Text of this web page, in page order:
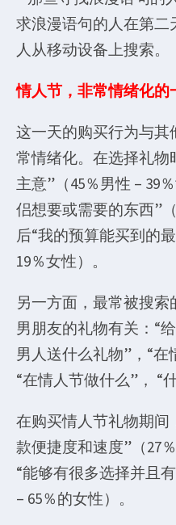
求浪漫语句的人在第二
人从移动设备上搜索。
情人节，非常情绪化的
这一天的购买行为与
常情绪化。在选择礼物
主意”（45％男性 – 39
侣想要或需要的东西”
后“我的预算能买到的
19％女性）。
另一方面，最常被搜
男朋友的礼物有关：“
男人送什么礼物”，“在
“在情人节做什么”， “
在购买情人节礼物期间
款便捷度和速度”（27
“能够有很多选择并且
– 65％的女性）。